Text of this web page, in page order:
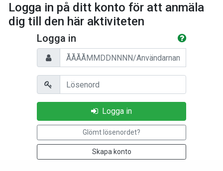
Logga in på ditt konto för att anmäla
dig till den här aktiviteten
Logga in
Personnummer/Användarnamn
Lösenord
Logga in
Glömt lösenordet?
Skapa konto